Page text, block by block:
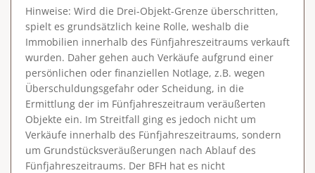
Hinweise: Wird die Drei-Objekt-Grenze überschritten,
spielt es grundsätzlich keine Rolle, weshalb die
Immobilien innerhalb des Fünfjahreszeitraums verkauft
wurden. Daher gehen auch Verkäufe aufgrund einer
persönlichen oder finanziellen Notlage, z.B. wegen
Überschuldungsgefahr oder Scheidung, in die
Ermittlung der im Fünfjahreszeitraum veräußerten
Objekte ein. Im Streitfall ging es jedoch nicht um
Verkäufe innerhalb des Fünfjahreszeitraums, sondern
um Grundstücksveräußerungen nach Ablauf des
Fünfjahreszeitraums. Der BFH hat es nicht